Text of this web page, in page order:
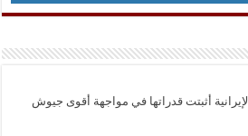
أثبتت قدراتها في مواجهة أقوى جيوش